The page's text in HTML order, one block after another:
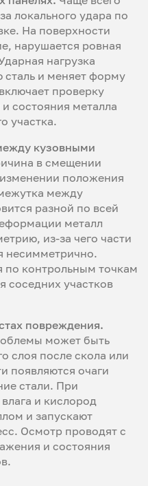
локального удара по
На поверхности
нарушается ровная
нагрузка
сталь и меняет форму
проверку
состояния металла
участка.
кузовными
в смещении
положения
между
разной по всей
металл
из-за чего части
несимметрично.
по контрольным точкам
соседних участков
повреждения.
может быть
слоя после скола или
появляются очаги
стали. При
и кислород
и запускают
Осмотр проводят с
и состояния